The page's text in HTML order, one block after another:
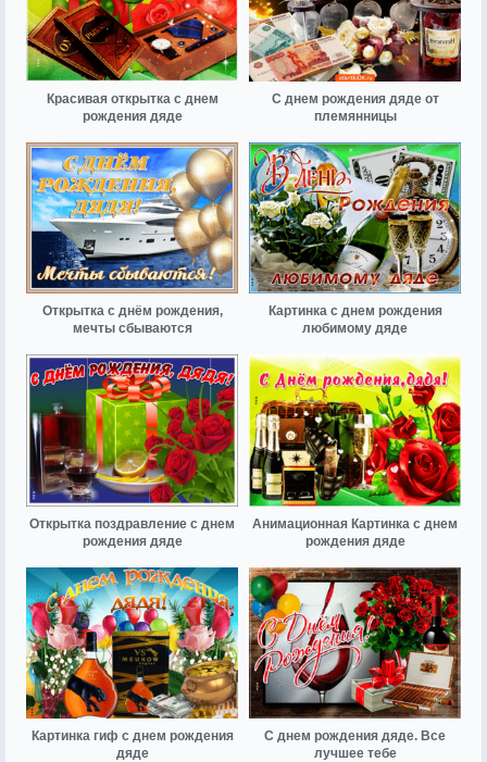
Красивая открытка с днем
рождения дяде
С днем рождения дяде от
племянницы
Открытка с днём рождения,
мечты сбываются
Картинка с днем рождения
любимому дяде
Открытка поздравление с днем
рождения дяде
Анимационная Картинка с днем
рождения дяде
Картинка гиф с днем рождения
дяде
С днем рождения дяде. Все
лучшее тебе